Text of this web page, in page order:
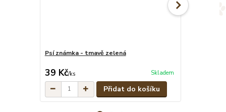
Psí známka - tmavě zelená
39 Kč/ks Skladem
Přidat do košíku